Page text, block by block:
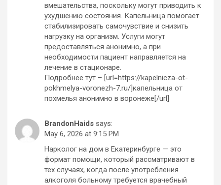
вмешательства, поскольку могут приводить к
ухудшению состояния. Капельница помогает
стабилизировать самочувствие и снизить
нагрузку на организм. Услуги могут
предоставляться анонимно, а при
необходимости пациент направляется на
лечение в стационаре.
Подробнее тут – [url=https://kapelnicza-ot-
pokhmelya-voronezh-7.ru/]капельница от
похмелья анонимно в воронеже[/url]
BrandonHaids says:
May 6, 2026 at 9:15 PM
Нарколог на дом в Екатеринбурге — это
формат помощи, который рассматривают в
тех случаях, когда после употребления
алкоголя больному требуется врачебный